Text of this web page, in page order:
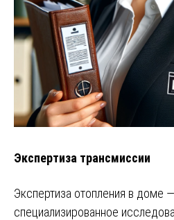
Экспертиза трансмиссии
Экспертиза отопления в доме
специализированное